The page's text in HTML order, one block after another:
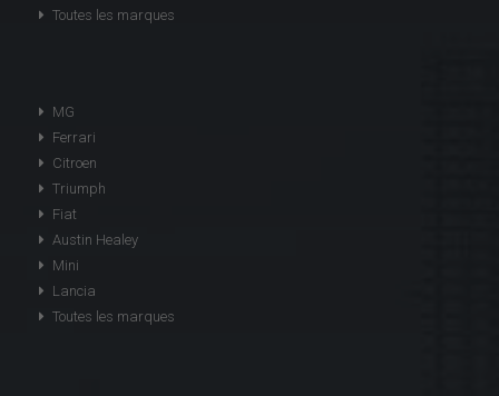
Toutes les marques
MG
Ferrari
Citroen
Triumph
Fiat
Austin Healey
Mini
Lancia
Toutes les marques